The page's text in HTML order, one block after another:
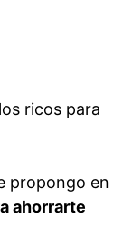
ricos para
propongo en
ahorrarte